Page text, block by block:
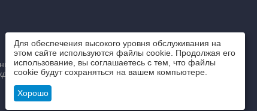
характер и ни при
кодекса РФ.
Для обеспечения высокого уровня обслуживания на
этом сайте используются файлы cookie. Продолжая его
использование, вы соглашаетесь с тем, что файлы
cookie будут сохраняться на вашем компьютере.
Хорошо